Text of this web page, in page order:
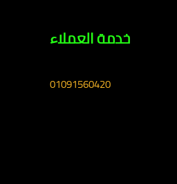
خدمة العملاء
01091560420